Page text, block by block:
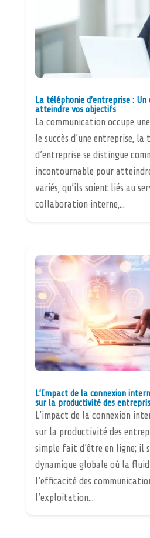
La téléphonie d’entreprise :
atteindre vos objectifs
La communication occupe
le succès d’une entreprise, la
d’entreprise se distingue
incontournable pour
variés, qu’ils soient liés au
collaboration interne,...
L’Impact de la connexion
sur la productivité des
L’impact de la connexion
sur la productivité des
simple fait d’être en ligne; il
dynamique globale où la
l’efficacité des
l’exploitation...